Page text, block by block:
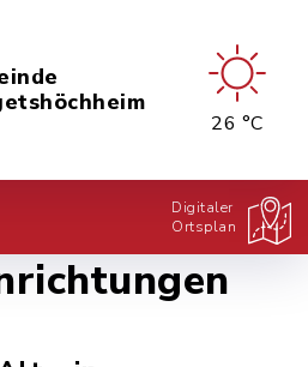
26 °C
Digitaler
Ortsplan